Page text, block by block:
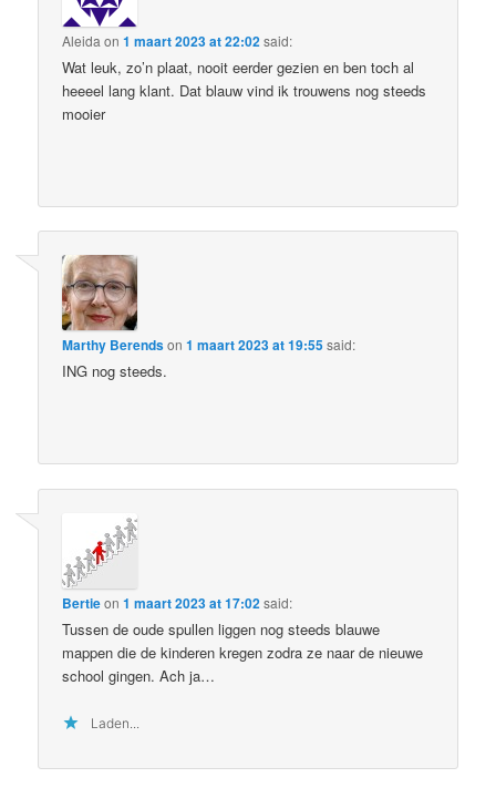
Aleida on1 maart 2023 at 22:02said:
Wat leuk, zo’n plaat, nooit eerder gezien en ben toch al
heeeel lang klant. Dat blauw vind ik trouwens nog steeds
mooier
Marthy Berendson1 maart 2023 at 19:55said:
ING nog steeds.
Bertieon1 maart 2023 at 17:02said:
Tussen de oude spullen liggen nog steeds blauwe
mappen die de kinderen kregen zodra ze naar de nieuwe
school gingen. Ach ja…
Laden...